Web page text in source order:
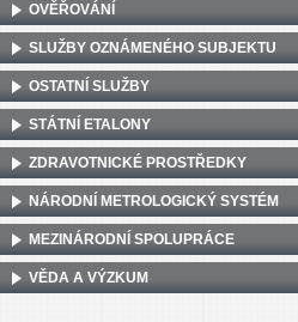
OVĚŘOVÁNÍ
SLUŽBY OZNÁMENÉHO SUBJEKTU
OSTATNÍ SLUŽBY
STÁTNÍ ETALONY
ZDRAVOTNICKÉ PROSTŘEDKY
NÁRODNÍ METROLOGICKÝ SYSTÉM
MEZINÁRODNÍ SPOLUPRÁCE
VĚDA A VÝZKUM